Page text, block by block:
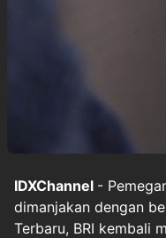
IDXChannel -
dimanjakan dengan
Terbaru, BRI kembali